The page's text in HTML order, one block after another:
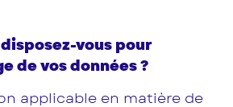
vous pour
de vos données ?
applicable en matière de